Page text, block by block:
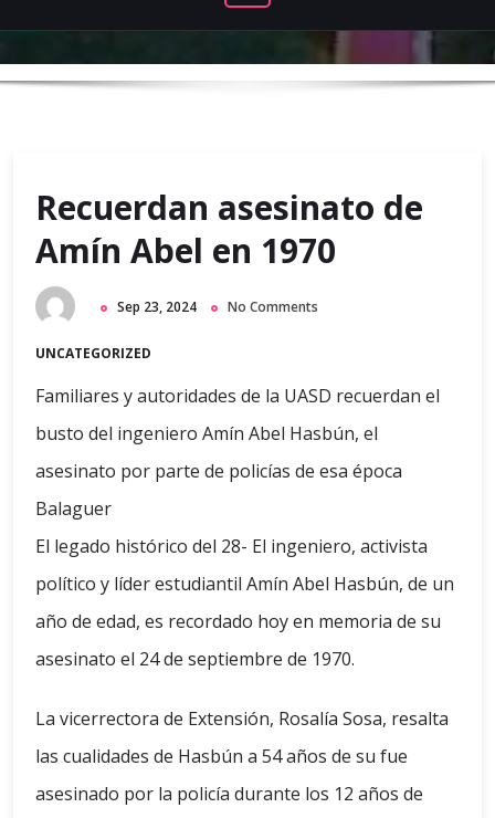
Recuerdan asesinato de
Amín Abel en 1970
Sep 23, 2024 No Comments
UNCATEGORIZED
Familiares y autoridades de la UASD recuerdan el
busto del ingeniero Amín Abel Hasbún, el
asesinato por parte de policías de esa época
Balaguer
El legado histórico del 28- El ingeniero, activista
político y líder estudiantil Amín Abel Hasbún, de un
año de edad, es recordado hoy en memoria de su
asesinato el 24 de septiembre de 1970.
La vicerrectora de Extensión, Rosalía Sosa, resalta
las cualidades de Hasbún a 54 años de su fue
asesinado por la policía durante los 12 años de